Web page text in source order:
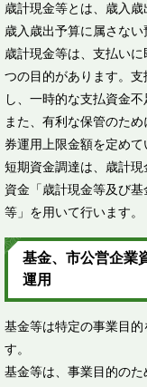
歳計現金等とは、歳入
歳入歳出予算に属さない
歳計現金等は、支払い
つの目的があります。
し、一時的な支払資金
また、有利な保管のた
券運用上限金額を定めて
短期資金調達は、歳計
資金「歳計現金等及び基
等」を用いて行います。​
基金、市公営企業
運用
基金等は特定の事業目
す。
基金等は、事業目的の